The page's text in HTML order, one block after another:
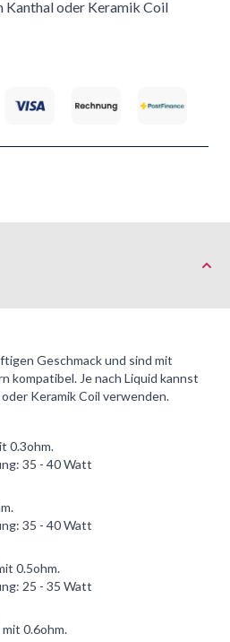
Kanthal oder Keramik Coil
Geschmack und sind mit
kompatibel. Je nach Liquid kannst
Keramik Coil verwenden.
0.3ohm.
35 - 40 Watt
35 - 40 Watt
0.5ohm.
25 - 35 Watt
0.6ohm.